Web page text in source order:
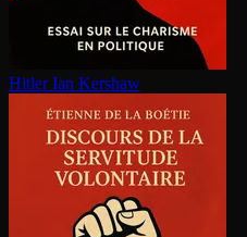
Hitler Ian Kershaw